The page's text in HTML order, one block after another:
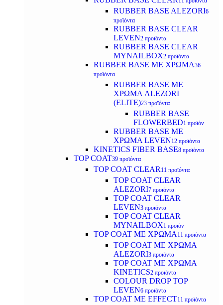
RUBBER BASE ALEZORI6
προϊόντα
RUBBER BASE CLEAR
LEVEN2 προϊόντα
RUBBER BASE CLEAR
MYNAILBOX2 προϊόντα
RUBBER BASE ΜΕ ΧΡΩΜΑ36
προϊόντα
RUBBER BASE ΜΕ
ΧΡΩΜΑ ALEZORI
(ELITE)23 προϊόντα
RUBBER BASE
FLOWERBED1 προϊόν
RUBBER BASE ΜΕ
ΧΡΩΜΑ LEVEN12 προϊόντα
KINETICS FIBER BASE8 προϊόντα
TOP COAT39 προϊόντα
TOP COAT CLEAR 11 προϊόντα
TOP COAT CLEAR
ALEZORI7 προϊόντα
TOP COAT CLEAR
LEVEN3 προϊόντα
TOP COAT CLEAR
MYNAILBOX1 προϊόν
TOP COAT ΜΕ ΧΡΩΜΑ 11 προϊόντα
TOP COAT ΜΕ ΧΡΩΜΑ
ALEZORI3 προϊόντα
TOP COAT ΜΕ ΧΡΩΜΑ
KINETICS2 προϊόντα
COLOUR DROP TOP
LEVEN6 προϊόντα
TOP COAT ΜΕ EFFECT11 προϊόντα